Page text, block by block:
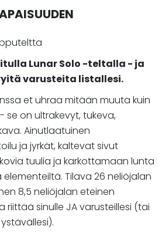
Lunar Solo -teltalla - ja
varusteita listallesi.
et uhraa mitään muuta kuin
on ultrakevyt, tukeva,
Ainutlaatuinen
ja jyrkät, kaltevat sivut
tuulia ja karkottamaan lunta
Tilava 26 neliöjalan
8,5 neliöjalan eteinen
sinulle JA varusteillesi (tai